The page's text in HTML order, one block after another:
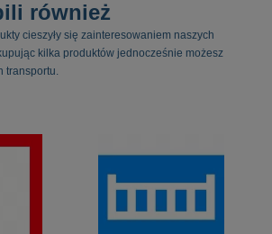
również
cieszyły się zainteresowaniem naszych
kilka produktów jednocześnie możesz
transportu.